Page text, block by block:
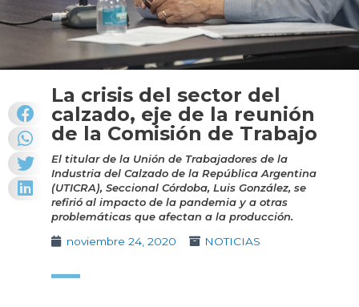
La crisis del sector del
calzado, eje de la reunión
de la Comisión de Trabajo
El titular de la Unión de Trabajadores de la
Industria del Calzado de la República Argentina
(UTICRA), Seccional Córdoba, Luis González, se
refirió al impacto de la pandemia y a otras
problemáticas que afectan a la producción.
noviembre 24, 2020
NOTICIAS